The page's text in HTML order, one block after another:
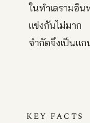
ในทำเลรามอิ
แข่งกันไม่มา
จำกัดจึงเป็นแ
KEY FACTS